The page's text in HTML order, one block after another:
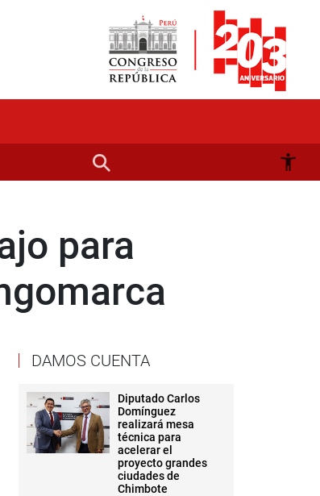
para
DAMOS CUENTA
Diputado Carlos
Domínguez
realizará mesa
técnica para
acelerar el
proyecto grandes
ciudades de
Chimbote